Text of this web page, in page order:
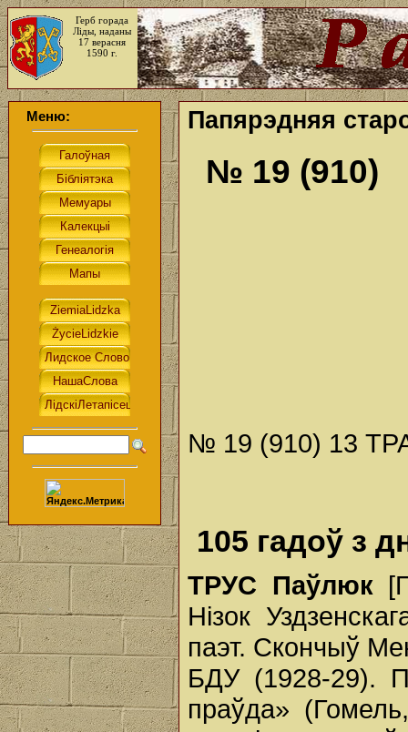
Герб горада
Ліды, наданы
17 верасня
1590 г.
Меню: Папярэдняя
№ 19 (910)
№ 19 (910) 13
105 гадоў з
ТРУС Паўлюк
Нізок
паэт. Скончыў
БДУ (1928-29).
праўда»